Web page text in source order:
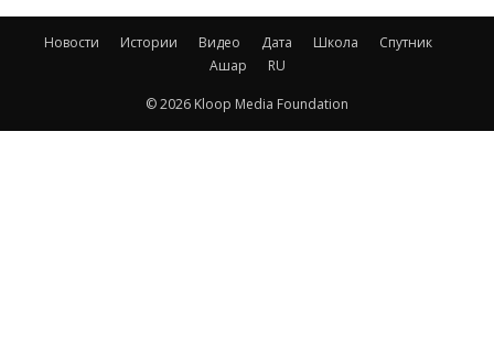
Новости Истории Видео Дата Школа
Спутник
Ашар
RU
© 2026 Kloop Media Foundation